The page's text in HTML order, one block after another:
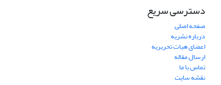
دسترسی سریع
صفحه اصلی
درباره نشریه
اعضای هیات تحریریه
ارسال مقاله
تماس با ما
نقشه سایت